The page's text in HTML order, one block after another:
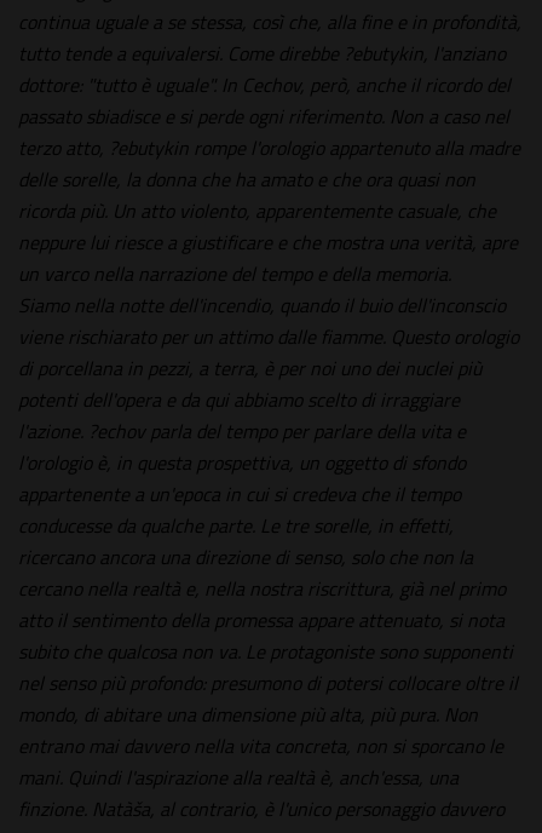
continua uguale a se stessa, così che, alla fine e in profondità,
tutto tende a equivalersi. Come direbbe ?ebutykin, l'anziano
dottore: "tutto è uguale". In Cechov, però, anche il ricordo del
passato sbiadisce e si perde ogni riferimento. Non a caso nel
terzo atto, ?ebutykin rompe l'orologio appartenuto alla madre
delle sorelle, la donna che ha amato e che ora quasi non
ricorda più. Un atto violento, apparentemente casuale, che
neppure lui riesce a giustificare e che mostra una verità, apre
un varco nella narrazione del tempo e della memoria.
Siamo nella notte dell'incendio, quando il buio dell'inconscio
viene rischiarato per un attimo dalle fiamme. Questo orologio
di porcellana in pezzi, a terra, è per noi uno dei nuclei più
potenti dell'opera e da qui abbiamo scelto di irraggiare
l'azione. ?echov parla del tempo per parlare della vita e
l'orologio è, in questa prospettiva, un oggetto di sfondo
appartenente a un'epoca in cui si credeva che il tempo
conducesse da qualche parte. Le tre sorelle, in effetti,
ricercano ancora una direzione di senso, solo che non la
cercano nella realtà e, nella nostra riscrittura, già nel primo
atto il sentimento della promessa appare attenuato, si nota
subito che qualcosa non va. Le protagoniste sono supponenti
nel senso più profondo: presumono di potersi collocare oltre il
mondo, di abitare una dimensione più alta, più pura. Non
entrano mai davvero nella vita concreta, non si sporcano le
mani. Quindi l'aspirazione alla realtà è, anch'essa, una
finzione. Natàša, al contrario, è l'unico personaggio davvero